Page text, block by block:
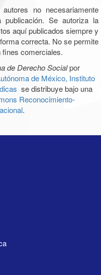
no necesariamente
Se autoriza la
aquí publicados siempre y
correcta. No se permite
fines comerciales.
de Derecho Socialpor
de México, Instituto
se distribuye bajo una
Reconocimiento-
.